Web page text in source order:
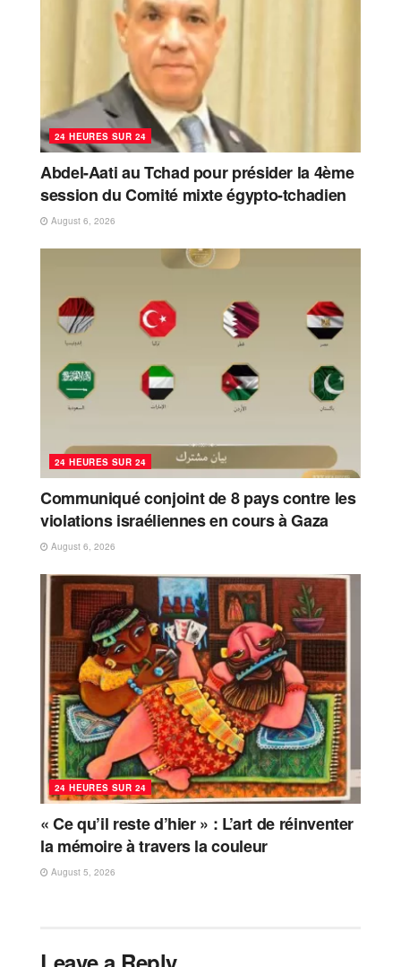
24 HEURES SUR 24
Abdel-Aati au Tchad pour présider la 4ème
session du Comité mixte égypto-tchadien
August 6, 2026
24 HEURES SUR 24
Communiqué conjoint de 8 pays contre les
violations israéliennes en cours à Gaza
August 6, 2026
24 HEURES SUR 24
« Ce qu’il reste d’hier » : L’art de réinventer
la mémoire à travers la couleur
August 5, 2026